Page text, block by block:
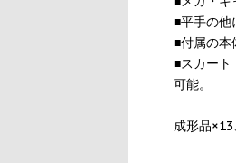
■平手の他
■付属の本
■スカート
可能。
成形品